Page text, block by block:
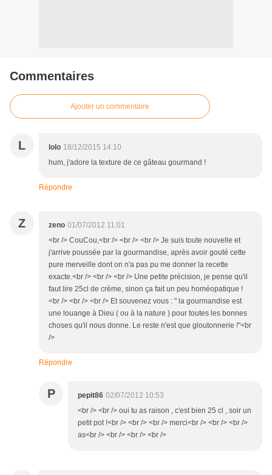
Commentaires
Ajouter un commentaire
L lolo 18/12/2015 14:10
hum, j'adore la texture de ce gâteau gourmand !
Répondre
Z zeno 01/07/2012 11:01
<br /> CouCou,<br /> <br /> <br /> Je suis toute nouvelle et
j'arrive poussée par la gourmandise, après avoir gouté cette
pure merveille dont on n'a pas pu me donner la recette
exacte.<br /> <br /> <br /> Une petite précision, je pense qu'il
faut lire 25cl de crème, sinon ça fait un peu homéopatique !
<br /> <br /> <br /> Et souvenez vous : " la gourmandise est
une louange à Dieu ( ou à la nature ) pour toutes les bonnes
choses qu'il nous donne. Le reste n'est que gloutonnerie !"<br
/>
Répondre
P pepit86 02/07/2012 10:53
<br /> <br /> oui tu as raison , c'est bien 25 cl , soir un
petit pot !<br /> <br /> <br /> merci<br /> <br /> <br />
as<br /> <br /> <br /> <br />